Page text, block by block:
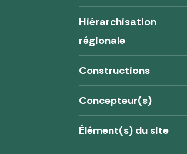
Hiérarchisation
régionale
Constructions
Concepteur(s)
Élément(s) du site